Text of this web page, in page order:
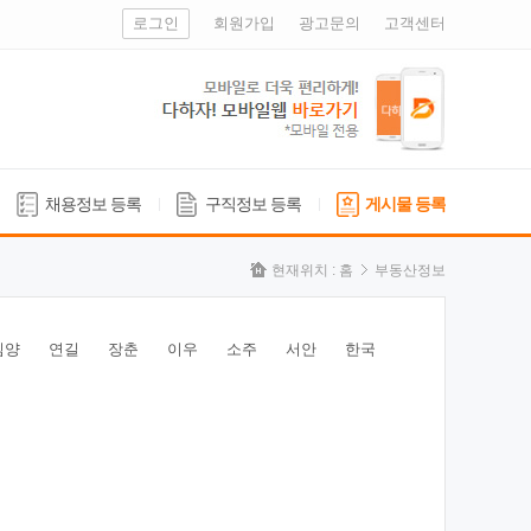
로그인 회원가입 광고문의 고객센터
채용정보 등록 구직정보 등록 게시물 등록
현재위치 : 홈 부동산정보
양 연길 장춘 이우 소주 서안 한국